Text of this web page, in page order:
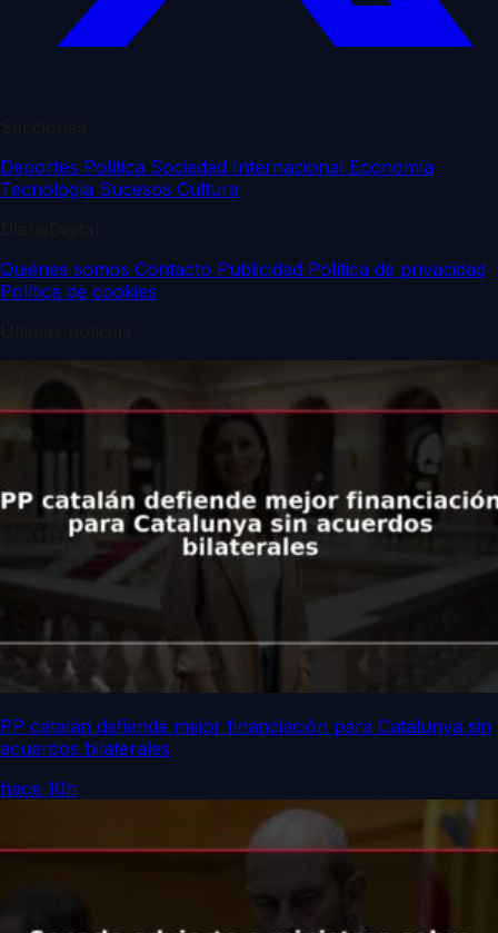
Deportes Política Sociedad Internacional Economía
Tecnología Sucesos Cultura
Quiénes somos Contacto Publicidad Política de privacidad
Política de cookies
PP catalán defiende mejor financiación para Catalunya sin
acuerdos bilaterales
hace 10h